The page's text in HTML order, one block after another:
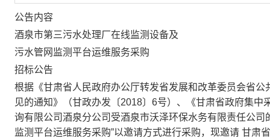
公告内容
酒泉市第三污水处理厂在线监测设备及
污水管网监测平台运维服务采购
招标公告
根据《甘肃省人民政府办公厅转发省发展和改革委员会省
见的通知》（甘政办发〔2018〕6号）、《甘肃省政府集中
询有限公司酒泉分公司 受酒泉市沃泽环保水务有限责任公司
监测平台运维服务采购”以邀请方式进行采购，现邀请 甘肃